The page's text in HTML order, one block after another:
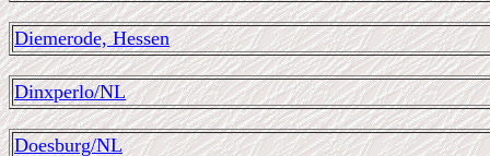
Diemerode, Hessen
Dinxperlo/NL
Doesburg/NL